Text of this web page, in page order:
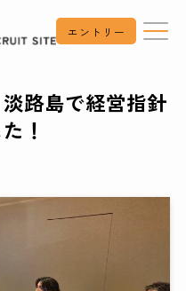
エントリー
路島で経営指針
！